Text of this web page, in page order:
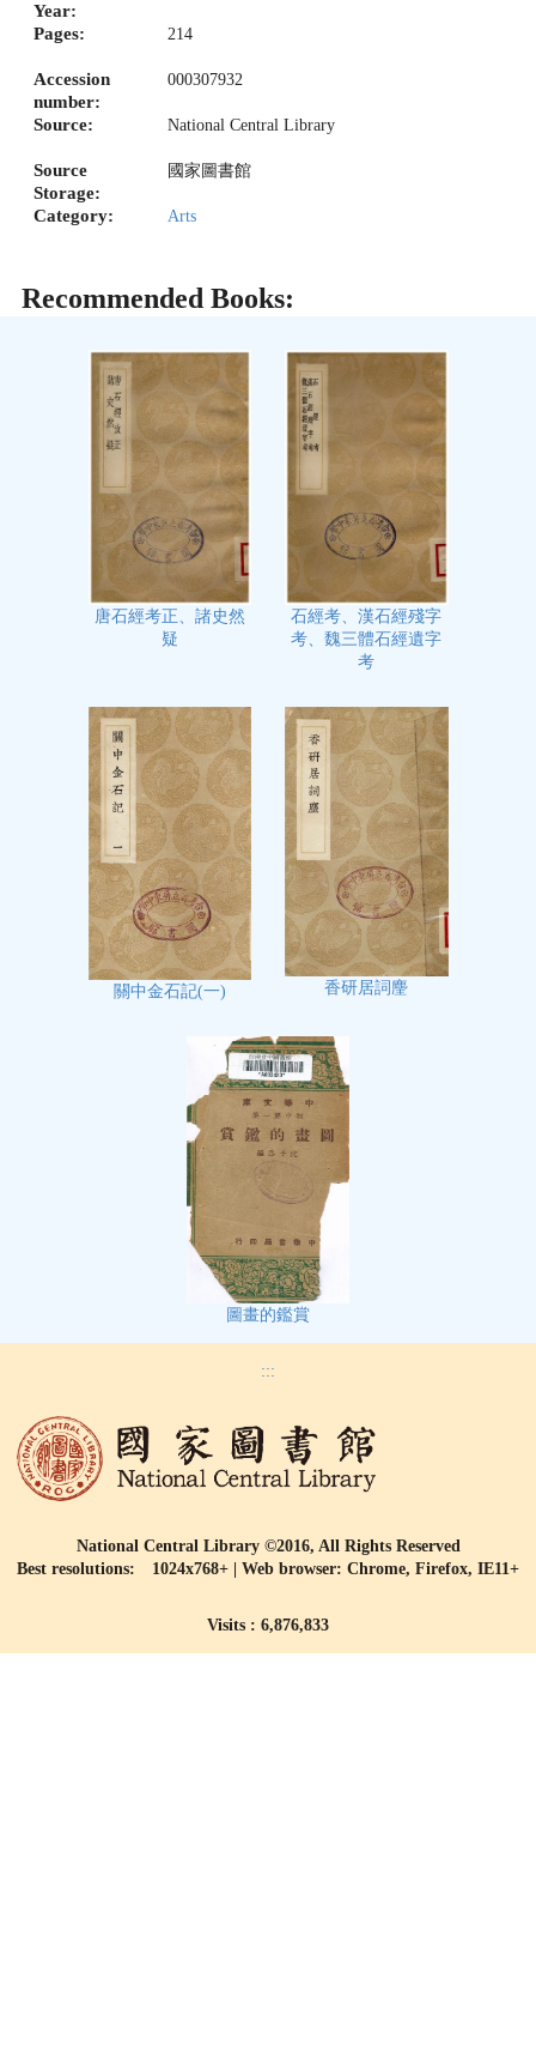
Year:
Pages: 214
Accession
number:
000307932
Source: National Central Library
Source
Storage:
國家圖書館
Category: Arts
Recommended Books:
唐石經考正、諸史然
疑
石經考、漢石經殘字
考、魏三體石經遺字
考
關中金石記(一) 香研居詞麈
圖畫的鑑賞
:::
National Central Library ©2016, All Rights Reserved
Best resolutions: 1024x768+ | Web browser: Chrome, Firefox, IE11+
Visits : 6,876,833